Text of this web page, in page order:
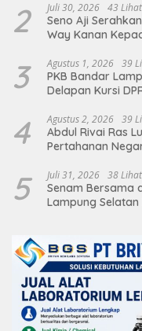
2 Juli 30, 2026 43 Lihat
Seno Aji
Way Kanan
3 Agustus 1, 2026 39
PKB Bandar
Delapan Kursi
4 Agustus 2, 2026 39
Abdul Rivai Ras
Pertahanan
5 Juli 31, 2026 38 Lihat
Senam Bersama
Lampung Selatan